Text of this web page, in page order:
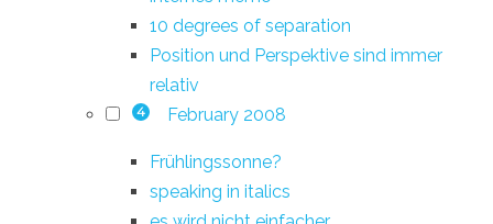
10 degrees of separation
Position und Perspektive sind immer
relativ
4 February 2008
Frühlingssonne?
speaking in italics